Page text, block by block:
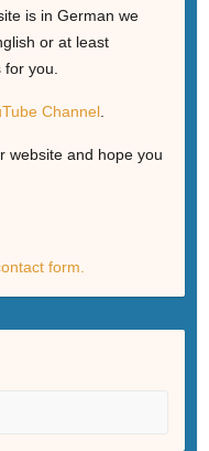
is in German we
or at least
for you.
Channel.
website and hope you
form.